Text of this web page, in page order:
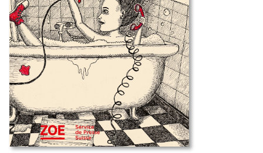
Manuscrits
Foreign rights
Contact
Mentions légales
Newsletter